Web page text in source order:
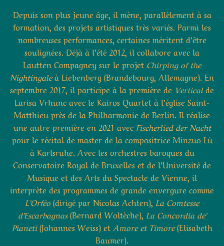
Depuis son plus jeune âge, il mène, parallèlement à sa
formation, des projets artistiques très variés. Parmi les
nombreuses performances, certaines méritent d’être
soulignées. Déjà à l’été 2012, il collabore avec la
Lautten Compagney sur le projet Chirping of the
Nightingaleà Liebenberg (Brandebourg, Allemagne). En
septembre 2017, il participe à la première de Verticalde
Larisa Vrhunc avec le Kairos Quartet à l’église Saint-
Matthieu près de la Philharmonie de Berlin. Il réalise
une autre première en 2021 avec Fischerlied der Nacht
pour le récital de master de la compositrice Minzuo Lù
à Karlsruhe. Avec les orchestres baroques du
Conservatoire Royal de Bruxelles et de l’Université de
Musique et des Arts du Spectacle de Vienne, il
interprète des programmes de grande envergure comme
L’Orféo (dirigé par Nicolas Achten), La Comtesse
d’Escarbagnas(Bernard Woltèche), La Concordia de’
Pianeti(Johannes Weiss) et Amore et Timore(Elisabeth
Baumer).